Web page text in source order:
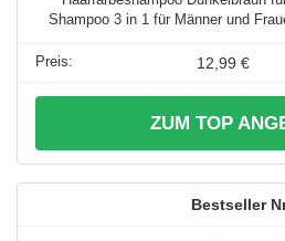
Shampoo 3 in 1 für Männer und
12,99 €
ZUM TOP